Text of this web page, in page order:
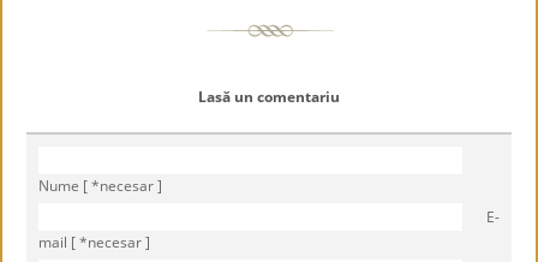
Lasă un comentariu
Nume [ *necesar ]
E-
mail [ *necesar ]